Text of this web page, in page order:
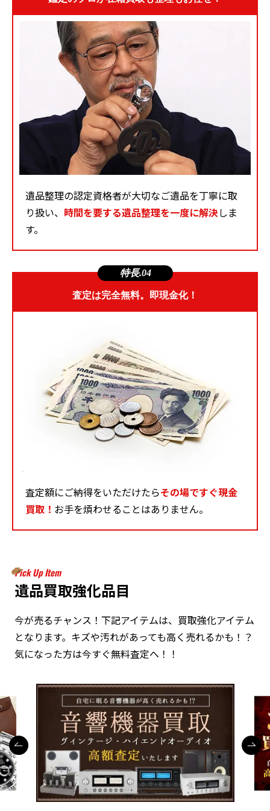
遺品整理の認定資格者が大切なご遺品を丁寧に取
り扱い、 時間を要する遺品整理を一度に解決しま
す。
特長.04
査定は完全無料。即現金化！
査定額にご納得をいただけたらその場ですぐ現金
買取！ お手を煩わせることはありません。
Pick Up Item
遺品買取強化品目
今が売るチャンス！下記アイテムは、買取強化アイテム
となります。キズや汚れがあっても高く売れるかも！？
気になった方は今すぐ無料査定へ！！